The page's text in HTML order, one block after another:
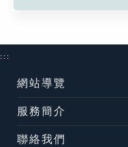
:::
網站導覽
服務簡介
聯絡我們